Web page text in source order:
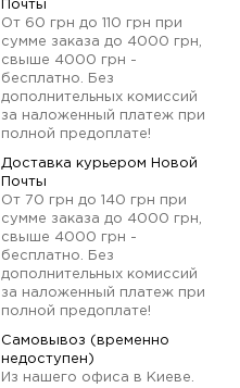
Почты
От 60 грн до 110 грн при
сумме заказа до 4000 грн,
свыше 4000 грн -
бесплатно. Без
дополнительных комиссий
за наложенный платеж при
полной предоплате!
Доставка курьером Новой
Почты
От 70 грн до 140 грн при
сумме заказа до 4000 грн,
свыше 4000 грн -
бесплатно. Без
дополнительных комиссий
за наложенный платеж при
полной предоплате!
Самовывоз (временно
недоступен)
Из нашего офиса в Киеве.